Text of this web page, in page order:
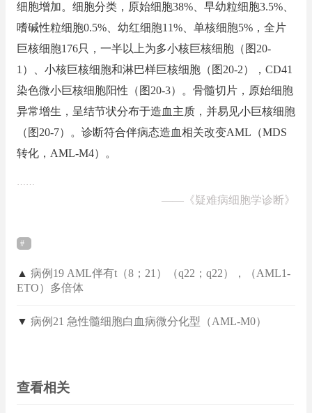
细胞增加。细胞分类，原始细胞38%、早幼粒细胞3.5%、
嗜碱性粒细胞0.5%、幼红细胞11%、单核细胞5%，全片
巨核细胞176只，一半以上为多小核巨核细胞（图20-
1）、小核巨核细胞和淋巴样巨核细胞（图20-2），CD41
染色微小巨核细胞阳性（图20-3）。骨髓切片，原始细胞
异常增生，呈结节状分布于造血主质，并易见小巨核细胞
（图20-7）。诊断符合伴病态造血相关改变AML（MDS
转化，AML-M4）。
……
—— 《疑难病细胞学诊断》
▲ 病例19 AML伴有t（8；21）（q22；q22），（AML1-
ETO）多倍体
▼ 病例21 急性髓细胞白血病微分化型（AML-M0）
查看相关